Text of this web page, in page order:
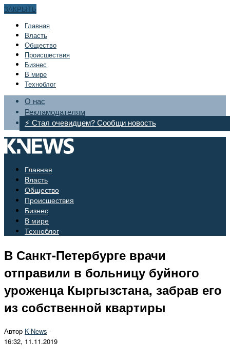
ЗАКРЫТЬ
Главная
Bласть
Общество
Происшествия
Бизнес
В мире
Техноблог
О нас
Рекламодателям
⚡ Стал очевидцем? Сообщи новость
Главная
Bласть
Общество
Происшествия
Бизнес
В мире
Техноблог
В Санкт-Петербурге врачи
отправили в больницу буйного
уроженца Кыргызстана, забрав его
из собственной квартиры
Автор K-News -
16:32, 11.11.2019